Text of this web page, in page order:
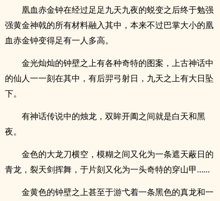
凰血赤金钟在经过足足九天九夜的蜕变之后终于勉强
强黄金神戟的所有材料融入其中，本来不过巴掌大小的凰
血赤金钟变得足有一人多高。
金光灿灿的钟壁之上有各种奇特的图案，上古神话中
的仙人一一刻在其中，有后羿弓射日，九天之上有大日坠
下。
有神话传说中的烛龙，双眸开阖之间就是白天和黑
夜。
金色的大龙刀横空，模糊之间又化为一条遮天蔽日的
青龙，裂天剑挥舞，于片刻又化为一头奇特的穿山甲……
金黄色的钟壁之上甚至于游弋着一条黑色的真龙和一